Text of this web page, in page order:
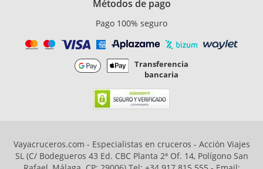
Métodos de pago
Pago 100% seguro
Transferencia
bancaria
Vayacruceros.com - Especialistas en cruceros - Acción Viajes
SL (C/ Bodegueros 43 Ed. CBC Planta 2ª Of. 14, Polígono San